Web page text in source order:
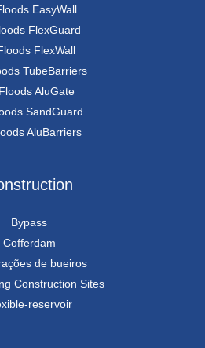
EasyWall
FlexGuard
FlexWall
TubeBarriers
AluGate
SandGuard
AluBarriers
Bypass
Cofferdam
de bueiros
Construction Sites
reservoir